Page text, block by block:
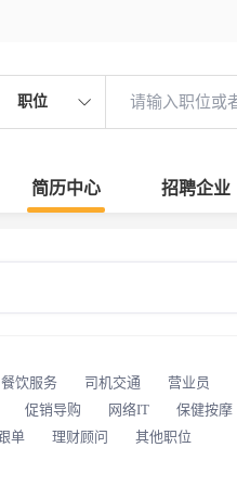
职位
简历中心 招聘企业
餐饮服务 司机交通 营业员
促销导购 网络IT 保健按摩
单 理财顾问 其他职位